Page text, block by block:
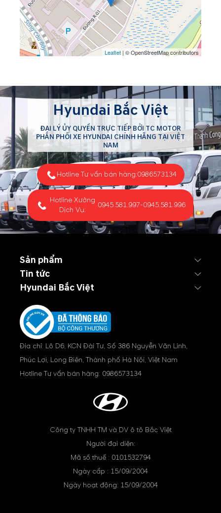
Leaflet | © OpenStreetMap contributors
Hyundai Bắc Việt
ĐẠI LÝ ỦY QUYỀN TRỰC TIẾP BỞI TC MOTOR
PHÂN PHỐI XE HYUNDAI CHÍNH HÃNG TẠI VIỆT
NAM
Hotline Tư vấn bán hàng:0986573134
Hotline Xưởng
Dịch Vụ:
0945.581.997-0945.581.996
Sản phẩm
Tin tức
Hyundai Bắc Việt
Địa chỉ: Lô D6, KCN Đài Tư, Số 386 Nguyễn Văn Linh,
Phúc Lợi, Long Biên, Thành phố Hà Nội, Việt Nam
Hotline Tư vấn bán hàng: 0986573134
Công ty TNHH TM và DV ô tô Bắc Việt
Người đại diện:
Mã số thuế : 0101532794
Ngày cấp : 15/09/2004
Ngày hoạt động: 15/09/2004